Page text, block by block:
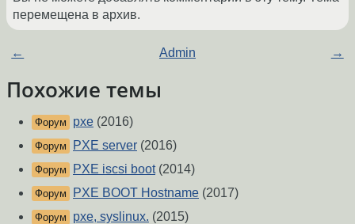
перемещена в архив.
← Admin →
Похожие темы
Форум pxe (2016)
Форум PXE server (2016)
Форум PXE iscsi boot(2014)
Форум PXE BOOT Hostname (2017)
Форум pxe, syslinux. (2015)